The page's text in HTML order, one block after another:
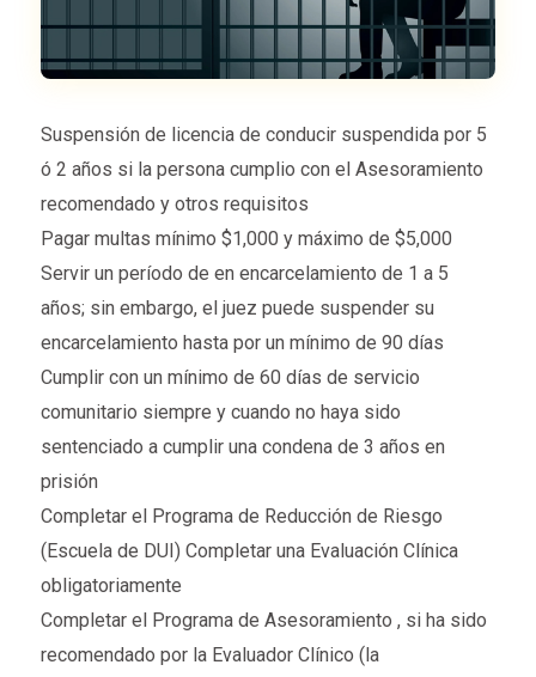
Suspensión de licencia de conducir suspendida por 5
ó 2 años si la persona cumplio con el Asesoramiento
recomendado y otros requisitos
Pagar multas mínimo $1,000 y máximo de $5,000
Servir un período de en encarcelamiento de 1 a 5
años; sin embargo, el juez puede suspender su
encarcelamiento hasta por un mínimo de 90 días
Cumplir con un mínimo de 60 días de servicio
comunitario siempre y cuando no haya sido
sentenciado a cumplir una condena de 3 años en
prisión
Completar el Programa de Reducción de Riesgo
(Escuela de DUI) Completar una Evaluación Clínica
obligatoriamente
Completar el Programa de Asesoramiento , si ha sido
recomendado por la Evaluador Clínico (la